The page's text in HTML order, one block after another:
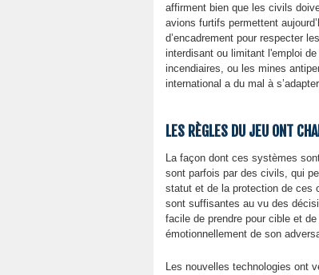
affirment bien que les civils
avions furtifs permettent
d’encadrement pour respecter
interdisant ou limitant l'emploi
incendiaires, ou les mines
international a du mal à
LES RÈGLES DU JEU ONT
La façon dont ces systèmes
sont parfois par des civils, qui
statut et de la protection de ces
sont suffisantes au vu des
facile de prendre pour cible et
émotionnellement de son
Les nouvelles technologies ont